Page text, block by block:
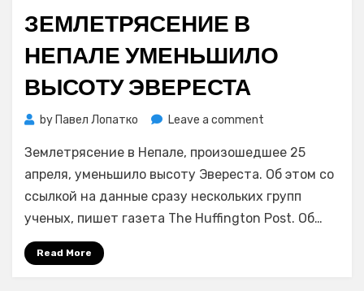
ЗЕМЛЕТРЯСЕНИЕ В
НЕПАЛЕ УМЕНЬШИЛО
ВЫСОТУ ЭВЕРЕСТА
by Павел Лопатко Leave a comment
в
Непале
уменьшило
Эвереста
Землетрясение в Непале, произошедшее 25
апреля, уменьшило высоту Эвереста. Об этом со
ссылкой на данные сразу нескольких групп
ученых, пишет газета The Huffington Post. Об…
Read More